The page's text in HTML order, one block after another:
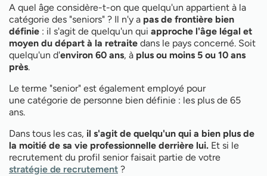
A quel âge considère-t-on que quelqu'un appartient à la
catégorie des "seniors" ? Il n'y a pas de frontière bien
définie : il s'agit de quelqu'un qui approche l'âge légal et
moyen du départ à la retraite dans le pays concerné. Soit
quelqu'un d'environ 60 ans, à plus ou moins 5 ou 10 ans
près.
Le terme "senior" est également employé pour
une catégorie de personne bien définie : les plus de 65
ans.
Dans tous les cas, il s'agit de quelqu'un qui a bien plus de
la moitié de sa vie professionnelle derrière lui. Et si le
recrutement du profil senior faisait partie de votre
stratégie de recrutement ?